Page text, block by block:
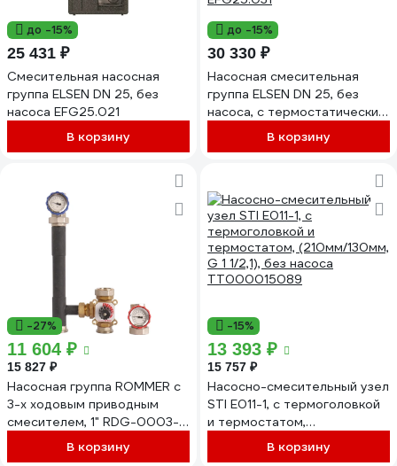
до -15%
25 431 ₽
Смесительная насосная
группа ELSEN DN 25, без
насоса EFG25.021
В корзину
до -15%
30 330 ₽
Насосная смесительная
группа ELSEN DN 25, без
насоса, с термостатическим
клапаном 25-55C, рабочая
температура, С-110,
В корзину
-27%
11 604 ₽
15 827 ₽
Насосная группа ROMMER с
3-х ходовым приводным
смесителем, 1" RDG-0003-
012501 RG009366IJCO71
В корзину
-15%
13 393 ₽
15 757 ₽
Насосно-смесительный узел
STI Е011-1, с термоголовкой
и термостатом,
(210мм/130мм, G 1 1/2,1), без
насоса ТТ000015089
В корзину